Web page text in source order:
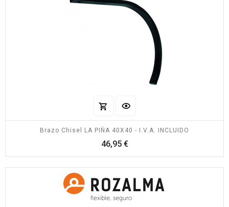
Brazo Chisel LA PIÑA 40X40 - I.V.A. INCLUIDO
46,95 €Precio